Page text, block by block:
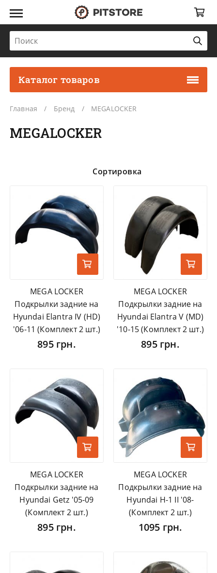
Каталог товаров
Главная Бренд MEGALOCKER
MEGALOCKER
Сортировка
MEGA LOCKER
Подкрылки задние на
Hyundai Elantra IV (HD)
'06-11 (Комплект 2 шт.)
895 грн.
MEGA LOCKER
Подкрылки задние на
Hyundai Elantra V (MD)
'10-15 (Комплект 2 шт.)
895 грн.
MEGA LOCKER
Подкрылки задние на
Hyundai Getz '05-09
(Комплект 2 шт.)
895 грн.
MEGA LOCKER
Подкрылки задние на
Hyundai H-1 II '08-
(Комплект 2 шт.)
1095 грн.